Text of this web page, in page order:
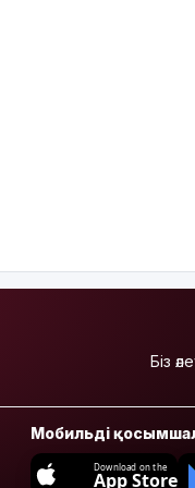
Біз
Мобильді
Download on the
App Store